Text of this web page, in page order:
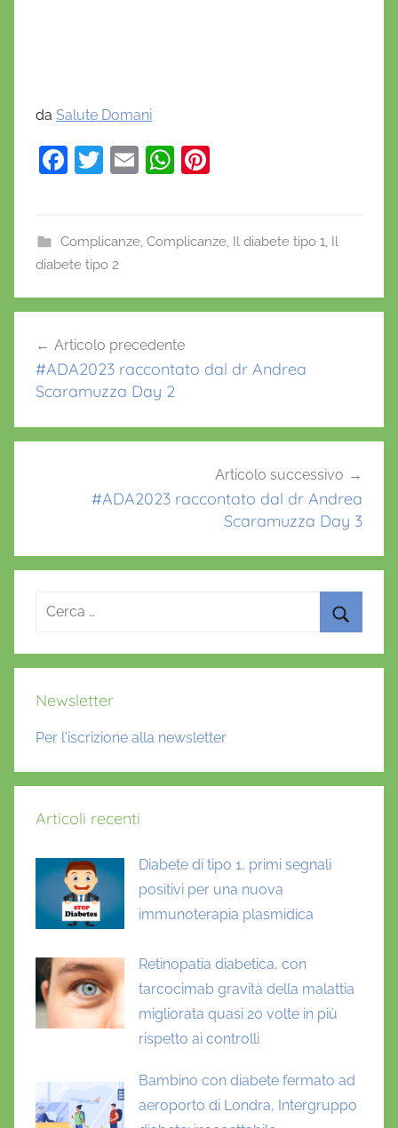
da Salute Domani
F
e
b
o
o
k
T
er
E
l
W
s
p
e
Complicanze, Complicanze, Il diabete tipo 1, Il
diabete tipo 2
d
b
t
e
,
l
t
e
e
n
a
l
i
articoli
Articolo precedente
#ADA2023 raccontato dal dr Andrea
Scaramuzza Day 2
Articolo successivo
#ADA2023 raccontato dal dr Andrea
Scaramuzza Day 3
Ricerca
Newsletter
Per l'iscrizione alla newsletter
Articoli recenti
Diabete di tipo 1, primi segnali
positivi per una nuova
immunoterapia plasmidica
Retinopatia diabetica, con
tarcocimab gravità della malattia
migliorata quasi 20 volte in più
rispetto ai controlli
Bambino con diabete fermato ad
aeroporto di Londra, Intergruppo